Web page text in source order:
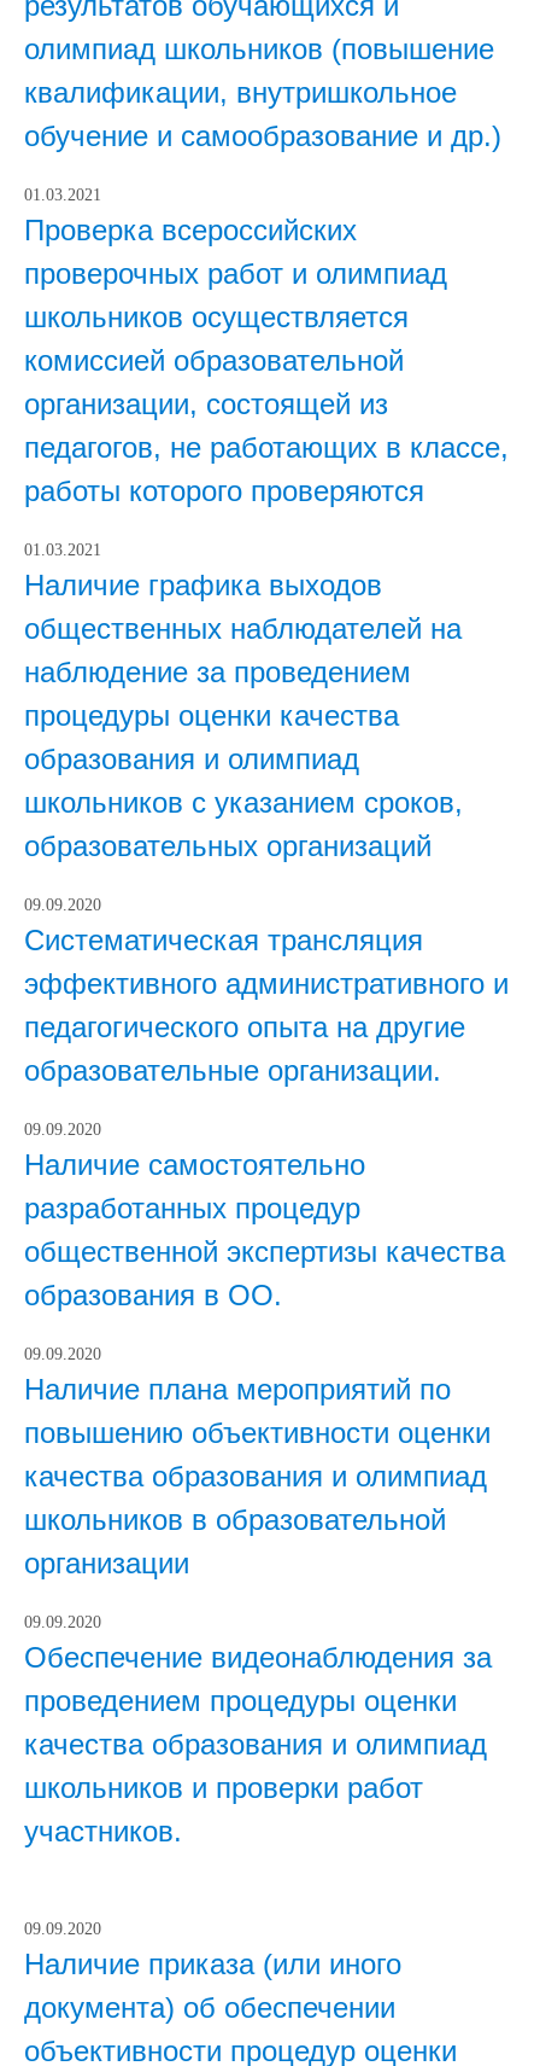
олимпиад школьников (повышение
квалификации, внутришкольное
обучение и самообразование и др.)
01.03.2021
Проверка всероссийских
проверочных работ и олимпиад
школьников осуществляется
комиссией образовательной
организации, состоящей из
педагогов, не работающих в классе,
работы которого проверяются
01.03.2021
Наличие графика выходов
общественных наблюдателей на
наблюдение за проведением
процедуры оценки качества
образования и олимпиад
школьников с указанием сроков,
образовательных организаций
09.09.2020
Систематическая трансляция
эффективного административного и
педагогического опыта на другие
образовательные организации.
09.09.2020
Наличие самостоятельно
разработанных процедур
общественной экспертизы качества
образования в ОО.
09.09.2020
Наличие плана мероприятий по
повышению объективности оценки
качества образования и олимпиад
школьников в образовательной
организации
09.09.2020
Обеспечение видеонаблюдения за
проведением процедуры оценки
качества образования и олимпиад
школьников и проверки работ
участников.
09.09.2020
Наличие приказа (или иного
документа) об обеспечении
объективности процедур оценки